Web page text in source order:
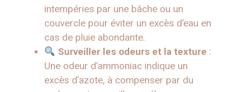
intempéries par une bâche ou un
couvercle pour éviter un excès d’eau en
cas de pluie abondante.
Surveiller les odeurs et la texture :
Une odeur d’ammoniac indique un
excès d’azote, à compenser par du